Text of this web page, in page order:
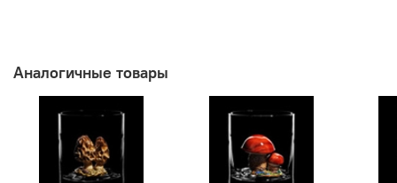
Аналогичные товары